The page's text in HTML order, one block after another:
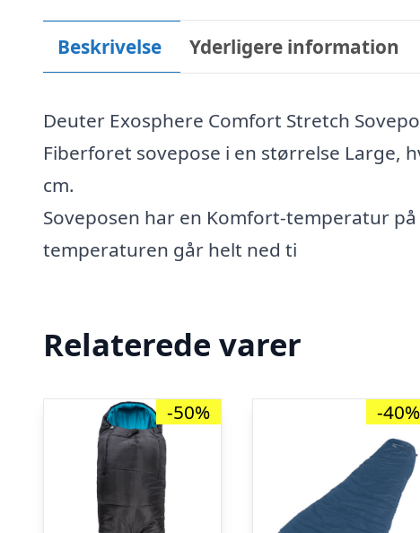
Beskrivelse Yderligere information
Deuter Exosphere Comfort Stretch
Fiberforet sovepose i en størrelse Large,
cm.
Soveposen har en Komfort-temperatur
temperaturen går helt ned ti
Relaterede varer
-50% -40%